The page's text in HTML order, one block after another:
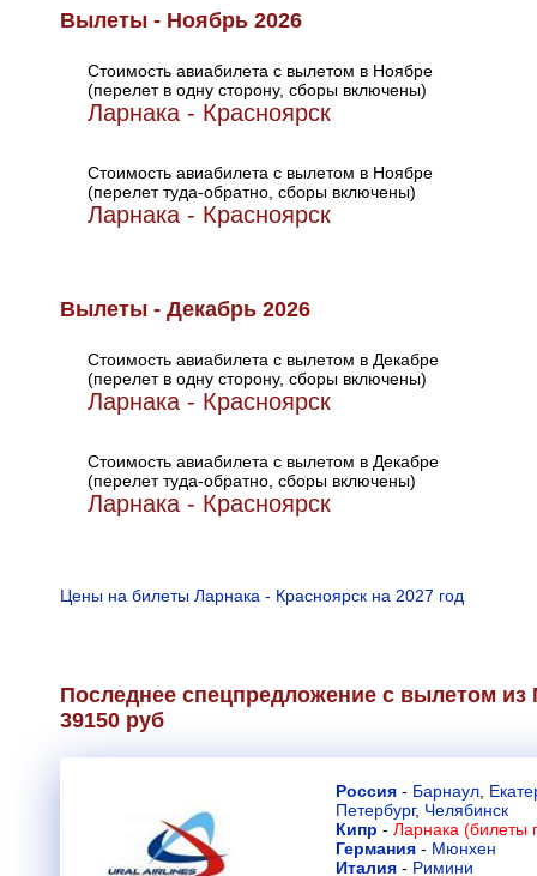
Вылеты - Ноябрь 2026
Стоимость авиабилета с вылетом в Ноябре
(перелет в одну сторону, сборы включены)
Ларнака - Красноярск
Стоимость авиабилета с вылетом в Ноябре
(перелет туда-обратно, сборы включены)
Ларнака - Красноярск
Вылеты - Декабрь 2026
Стоимость авиабилета с вылетом в Декабре
(перелет в одну сторону, сборы включены)
Ларнака - Красноярск
Стоимость авиабилета с вылетом в Декабре
(перелет туда-обратно, сборы включены)
Ларнака - Красноярск
Цены на билеты Ларнака - Красноярск на 2027 год
Последнее спецпредложение с вылетом
39150 руб
Россия - Барнаул
Петербург, Челябинск
Кипр - Ларнака (билеты
Германия - Мюнхен
Италия - Римини